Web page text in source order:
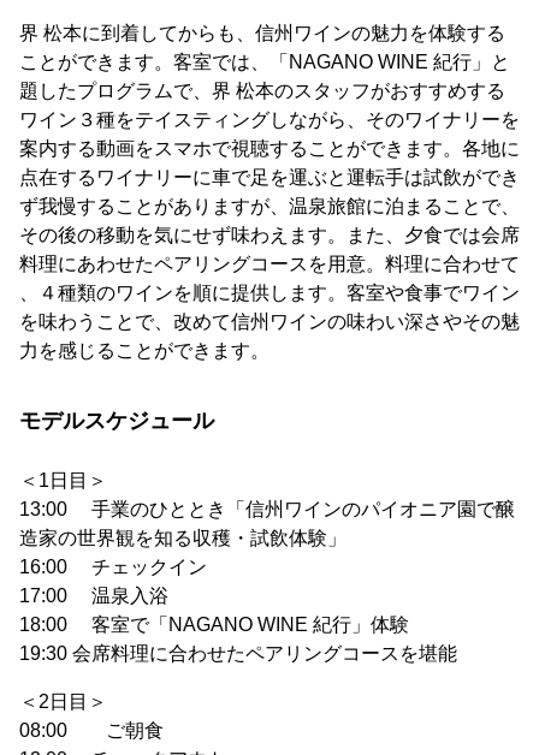
界 松本に到着してからも、信州ワインの魅力を体験する
ことができます。客室では、「NAGANO WINE 紀行」と
題したプログラムで、界 松本のスタッフがおすすめする
ワイン３種をテイスティングしながら、そのワイナリーを
案内する動画をスマホで視聴することができます。各地に
点在するワイナリーに車で足を運ぶと運転手は試飲ができ
ず我慢することがありますが、温泉旅館に泊まることで、
その後の移動を気にせず味わえます。また、夕食では会席
料理にあわせたペアリングコースを用意。料理に合わせて
、４種類のワインを順に提供します。客室や食事でワイン
を味わうことで、改めて信州ワインの味わい深さやその魅
力を感じることができます。
モデルスケジュール
＜1日目＞
13:00 手業のひととき「信州ワインのパイオニア園で醸
造家の世界観を知る収穫・試飲体験」
16:00 チェックイン
17:00 温泉入浴
18:00 客室で「NAGANO WINE 紀行」体験
19:30 会席料理に合わせたペアリングコースを堪能
＜2日目＞
08:00 ご朝食